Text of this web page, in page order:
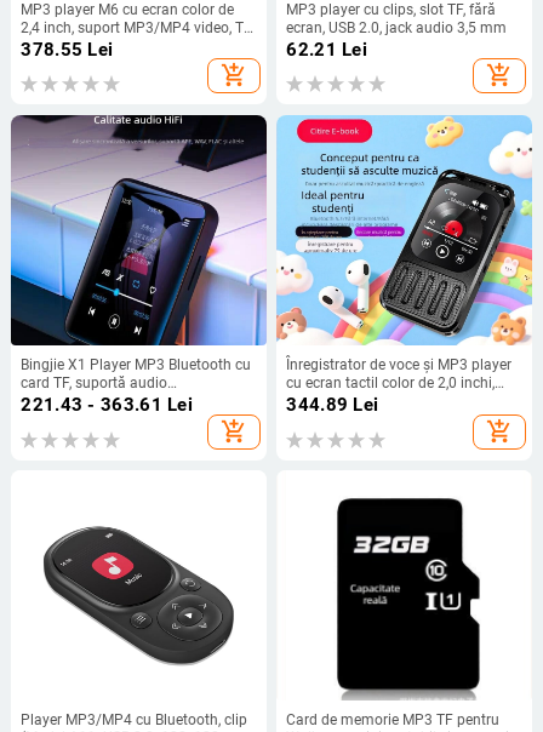
MP3 player M6 cu ecran color de
2,4 inch, suport MP3/MP4 video, TF
card, USB, radio FM, înregistrare,
vizualizare imagini, citire cărți
electronice
378.55 Lei
add_shopping_cart
MP3 player cu clips, slot TF, fără
ecran, USB 2.0, jack audio 3,5 mm
62.21 Lei
add_shopping_cart
Bingjie X1 Player MP3 Bluetooth cu
card TF, suportă audio
MP3/WMA/WAV/OGG și video
AVI/WMV/FLV/AMV, redare până la
60 de ore
221.43 - 363.61 Lei
add_shopping_cart
Înregistrator de voce și MP3 player
cu ecran tactil color de 2,0 inchi,
Bluetooth, autonomie mare,
înregistrare activată vocal, suport
TF card, USB 3.0, portabil pentru
344.89 Lei
add_shopping_cart
Player MP3/MP4 cu Bluetooth, clip
Card de memorie MP3 TF pentru